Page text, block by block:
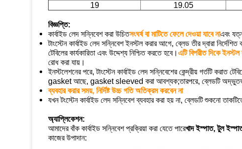
19
19.05
বিজ্ঞপ্তি:
কার্বাইড লেদ সন্নিবেশ করা উচিতসংঘর্ষ বা মাটিতে ফেলে দেওয়া যাবে নাএবং
টাংস্টেন কার্বাইড লেদ সন্নিবেশ ইনস্টল করার আগে, ব্লেড তীর দ্বারা নির্দেশিত
টেবিলের কার্যকারিতা এবং উদ্দেশ্য নিশ্চিত করতে হবে। এটি বিপরীত দিকে ইনস্টল
রোধ করা যায়।
ইনস্টলেশনের পরে, টাংস্টেন কার্বাইড লেদ সন্নিবেশের কেন্দ্রীয় গর্তটি করাত
gasket আছে, gasket sleeved করা আবশ্যক;তারপরে, ব্লেডটি
ব্যবহার করার সময়, নির্দিষ্ট উচ্চ গতি অতিক্রম করবেন না
যখন টংস্টেন কার্বাইড লেদ সন্নিবেশ ব্যবহার করা হয় না, ব্লেডটি শুকনো
অ্যাপ্লিকেশন:
আমাদের বাঁক কার্বাইড সন্নিবেশ প্রক্রিয়া করা যেতে পারেখাদ ইস্পাত, টুল
কাজের উপাদান: